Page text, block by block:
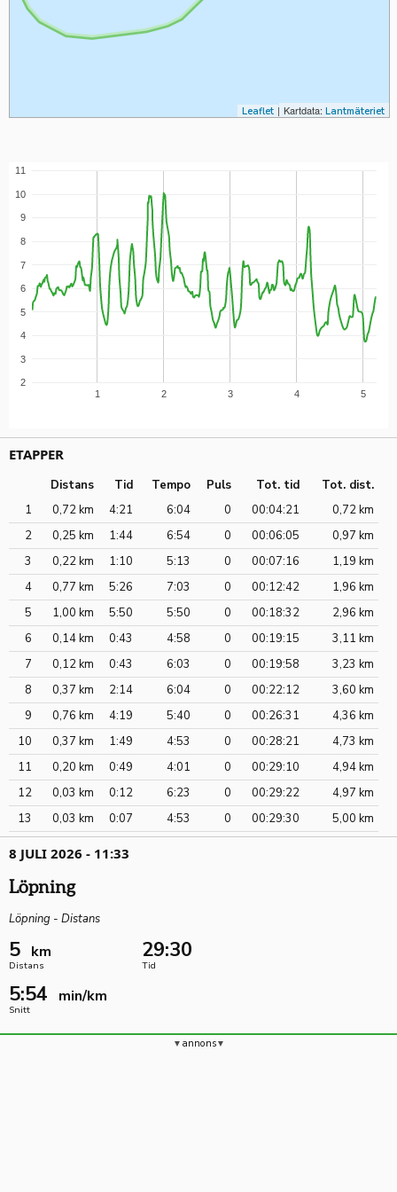
Leaflet | Kartdata: Lantmäteriet
1 2 3 4 5
10
11
2
3
4
5
6
7
8
9
ETAPPER
Distans Tid Tempo Puls Tot. tid
Tot. dist.
1
0,72 km 4:21 6:04 0 00:04:21
0,72 km
2
0,25 km 1:44 6:54 0 00:06:05
0,97 km
3
0,22 km 1:10 5:13 0 00:07:16
1,19 km
4
0,77 km 5:26 7:03 0 00:12:42
1,96 km
5
1,00 km 5:50 5:50 0 00:18:32
2,96 km
6
0,14 km 0:43 4:58 0 00:19:15
3,11 km
7
0,12 km 0:43 6:03 0 00:19:58
3,23 km
8
0,37 km 2:14 6:04 0 00:22:12
3,60 km
9
0,76 km 4:19 5:40 0 00:26:31
4,36 km
10
0,37 km 1:49 4:53 0 00:28:21
4,73 km
11
0,20 km 0:49 4:01 0 00:29:10
4,94 km
12
0,03 km 0:12 6:23 0 00:29:22
4,97 km
13
0,03 km 0:07 4:53 0 00:29:30 5,00 km
8 JULI 2026 - 11:33
Löpning
Löpning - Distans
5 km
Distans
29:30
Tid
5:54 min/km
Snitt
annons